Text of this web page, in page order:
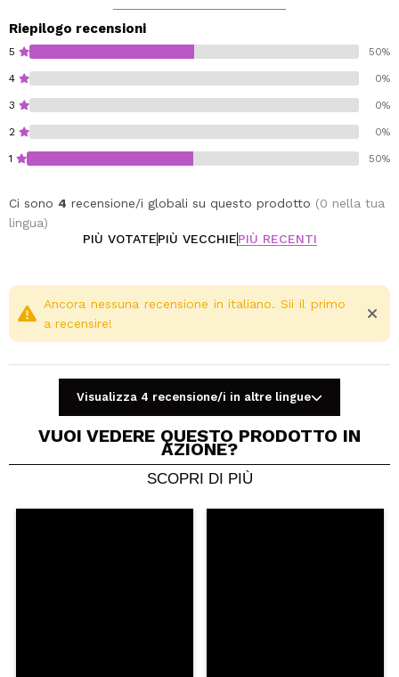
Riepilogo recensioni
5 50%
4 0%
3 0%
2 0%
1 50%
Ci sono 4 recensione/i globali su questo prodotto (0 nella tua
lingua)
PIÙ VOTATEPIÙ VECCHIEPIÙ RECENTI
Condividi un video o una foto
Il tuo video potrebbe essere il primo. Immaginalo...
Ancora nessuna recensione in italiano. Sii il primo
a recensire!
Visualizza 4 recensione/i in altre lingue
VUOI VEDERE QUESTO PRODOTTO IN
AZIONE?
SCOPRI DI PIÙ